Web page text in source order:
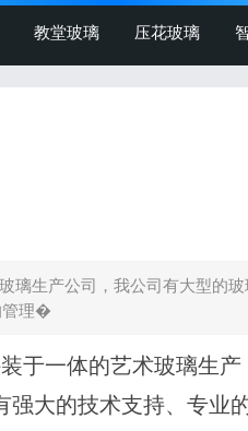
教堂玻璃 压花玻璃
璃生产公司，我公司有大型的玻
管理�
于一体的艺术玻璃生产
强大的技术支持、专业